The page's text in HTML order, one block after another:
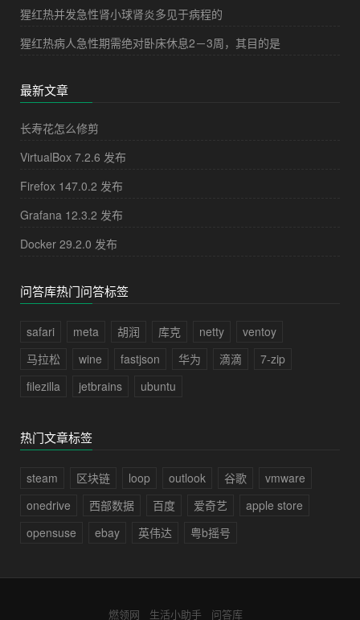
猩红热并发急性肾小球肾炎多见于病程的
猩红热病人急性期需绝对卧床休息2－3周，其目的是
最新文章
长寿花怎么修剪
VirtualBox 7.2.6 发布
Firefox 147.0.2 发布
Grafana 12.3.2 发布
Docker 29.2.0 发布
问答库热门问答标签
safari meta 胡润 库克 netty
ventoy
马拉松
wine fastjson 华为 滴滴
7-zip
filezilla
jetbrains ubuntu
热门文章标签
steam 区块链 loop outlook 谷歌
vmware
onedrive
西部数据 百度 爱奇艺
apple store
opensuse
ebay 英伟达 粤b摇号
燃领网 生活小助手 问答库